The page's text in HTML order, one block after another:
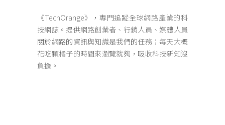
《TechOrange》，專門追蹤全球網路產業的科
技網誌。提供網路創業者、行銷人員、媒體人員
關於網路的資訊與知識是我們的任務；每天大概
花吃顆橘子的時間來瀏覽就夠，吸收科技新知沒
負擔。